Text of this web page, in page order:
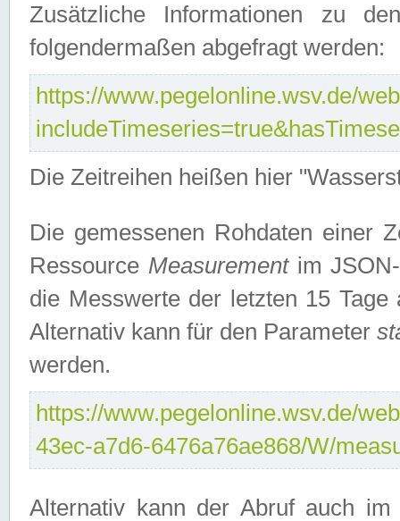
Zusätzliche Informationen zu
folgendermaßen abgefragt werden:
https://www.pegelonline.wsv.de/
Die Zeitreihen heißen hier
Die gemessenen Rohdaten einer
Ressource Measurementim JSON-
die Messwerte der letzten 15
Alternativ kann für den Parameter
werden.
https://www.pegelonline.wsv.de/
43ec-a7d6-6476a76ae868/W/
Alternativ kann der Abruf auch